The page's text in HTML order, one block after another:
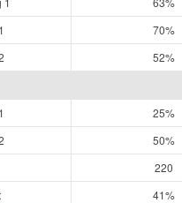
70%
52%
25%
50%
220
41%